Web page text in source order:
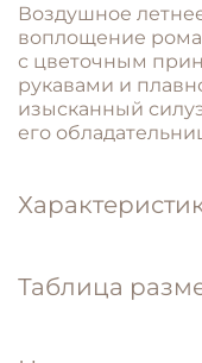
Воздушное
воплощение
с цветочным
рукавами и
изысканный
его
Таблица